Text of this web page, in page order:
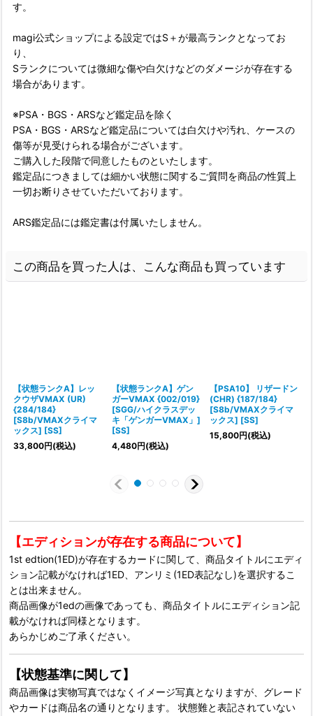
す。
magi公式ショップによる設定ではS＋が最高ランクとなってお
り、
Sランクについては微細な傷や白欠けなどのダメージが存在する
場合があります。
※PSA・BGS・ARSなど鑑定品を除く
PSA・BGS・ARSなど鑑定品については白欠けや汚れ、ケースの
傷等が見受けられる場合がございます。
ご購入した段階で同意したものといたします。
鑑定品につきましては細かい状態に関するご質問を商品の性質上
一切お断りさせていただいております。
ARS鑑定品には鑑定書は付属いたしません。
この商品を買った人は、こんな商品も買っています
【状態ランクA】レッ
クウザVMAX (UR)
{284/184}
[S8b/VMAXクライマ
ックス] [SS]
33,800円(税込)
【状態ランクA】ゲン
ガーVMAX {002/019}
[SGG/ハイクラスデッ
キ「ゲンガーVMAX」]
[SS]
4,480円(税込)
【PSA10】 リザードン
(CHR) {187/184}
[S8b/VMAXクライマ
ックス] [SS]
15,800円(税込)
【エディションが存在する商品について】
1st edtion(1ED)が存在するカードに関して、商品タイトルにエディ
ション記載がなければ1ED、アンリミ(1ED表記なし)を選択するこ
とは出来ません。
商品画像が1edの画像であっても、商品タイトルにエディション記
載がなければ同様となります。
あらかじめご了承ください。
【状態基準に関して】
商品画像は実物写真ではなくイメージ写真となりますが、グレード
やカードは商品名の通りとなります。 状態難と表記されていない